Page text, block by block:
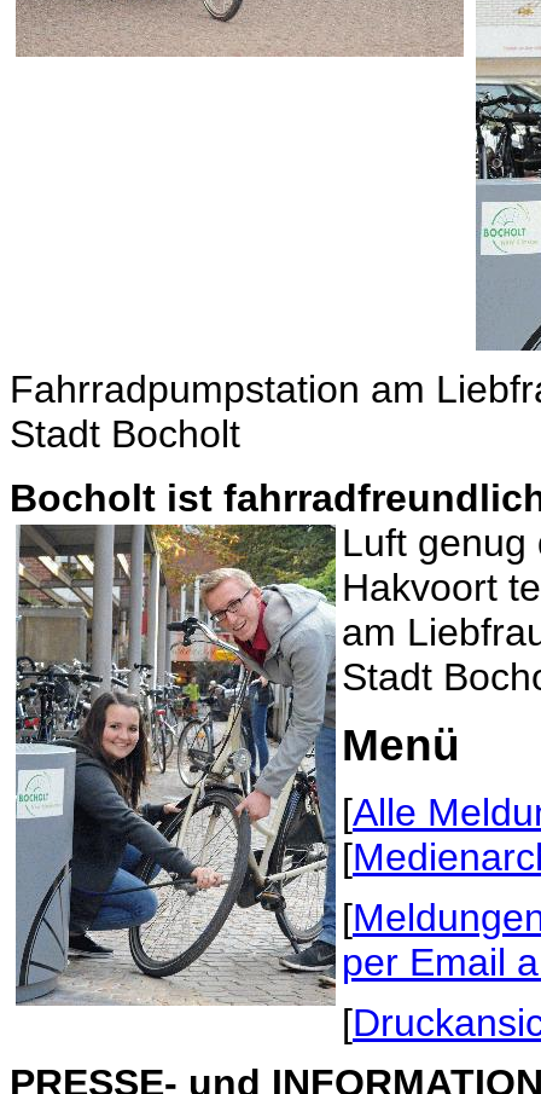
Fahrradpumpstation am
Stadt Bocholt
Bocholt ist
Luft genug
Hakvoort
am
Stadt
Menü
[Alle
[
[
per Email
[
PRESSE- und